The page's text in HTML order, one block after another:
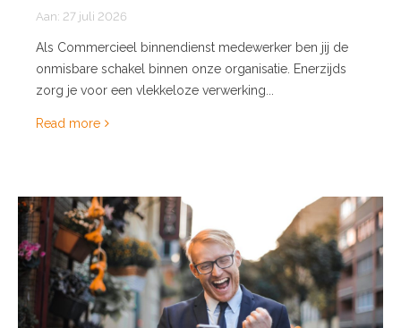
Aan: 27 juli 2026
Als Commercieel binnendienst medewerker ben jij de
onmisbare schakel binnen onze organisatie. Enerzijds
zorg je voor een vlekkeloze verwerking...
Read more